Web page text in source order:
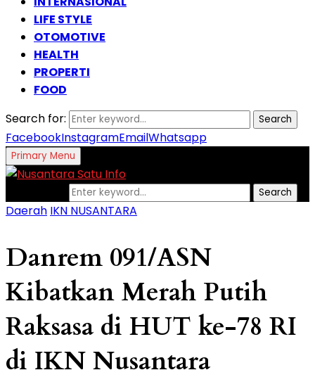
LIFE STYLE
OTOMOTIVE
HEALTH
PROPERTI
FOOD
Search for:
Search
FacebookInstagramEmailWhatsapp
Primary Menu
Search
Daerah IKN NUSANTARA
Danrem 091/ASN
Kibatkan Merah Putih
Raksasa di HUT ke-78 RI
di IKN Nusantara